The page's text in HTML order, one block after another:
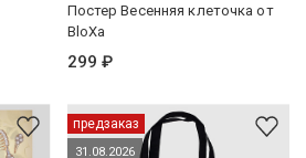
Постер Весенняя клеточка от
BloXa
299 ₽
предзаказ
31.08.2026